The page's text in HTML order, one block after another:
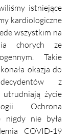
istniejące
kardiologiczne
wszystkim na
chorych ze
Takie
okazja do
z
utrudniają życie
Ochrona
nigdy nie była
COVID-19